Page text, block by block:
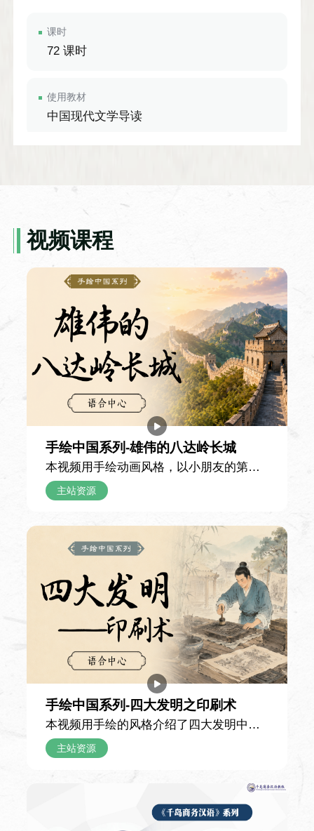
课时
72 课时
使用教材
中国现代文学导读
的理解能力、鉴赏能力和文学创作能力。
作文课
课时
使用教材
体验汉语写作教程（中级1）
课程简介
课程旨在提高学生的中文写作水平，从基本
的语段类型入手，帮助学生掌握各种语段类
汉语听说课
课时
中级汉语听说教程（上册）
课程简介
课程旨在促进学生多种技能协调发展。通过
本课程的学习，学生不仅能提高汉语听辨能
力，还能熟练运用汉语。
视频课程
手绘中国系列-雄伟的八达岭长城
本视频用手绘动画风格，以小朋友的第一
人称日记口吻，记录一家人游览北京八达
长城的雄伟景致与千年故事，带领观众沉
浸式感受这座世界文化遗产的独特魅力。
日记里记录，当天由父亲驾车带全家前往
八达岭长城。抵达山脚下时，小男孩亲眼
见到了课本中描述的长城——它顺着连绵
的山脊铺展延伸，宛如一条雄伟的灰色巨
龙盘踞在青山之间，比他想象中更加壮阔
震撼。攀登途中，父亲向他讲解，长城的
雏形早在两千多年前便已出现，历经漫长
岁月留存至今；城墙每隔一段距离就有一
座高耸的建筑，其中烽火台是古代传递敌
情的信号站，敌楼则供守城士兵驻守屯
兵、存放物资。 游览途中，爷爷还讲了孟
姜女哭长城的古老传说，讲解了条石、城
砖、特制灰浆等修建材料，以及古人纯人
力运送物料的建造历程，并介绍了明长城
主站资源
手绘中国系列-四大发明之印刷术
本视频用手绘的风格介绍了四大发明中的
印刷术，以细腻生动的手绘画面串联起这
拆解中国古代印刷技术从雏形到成熟的演
进之路，解锁藏在典籍与文字背后的古人
智慧。 视频首先回溯了印刷术的早期形态
主站资源